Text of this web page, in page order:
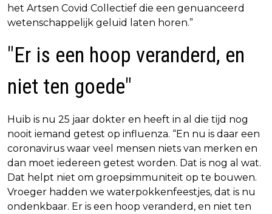
het Artsen Covid Collectief die een genuanceerd
wetenschappelijk geluid laten horen.”
"Er is een hoop veranderd, en
niet ten goede"
Huib is nu 25 jaar dokter en heeft in al die tijd nog
nooit iemand getest op influenza. “En nu is daar een
coronavirus waar veel mensen niets van merken en
dan moet iedereen getest worden. Dat is nog al wat.
Dat helpt niet om groepsimmuniteit op te bouwen.
Vroeger hadden we waterpokkenfeestjes, dat is nu
ondenkbaar. Er is een hoop veranderd, en niet ten